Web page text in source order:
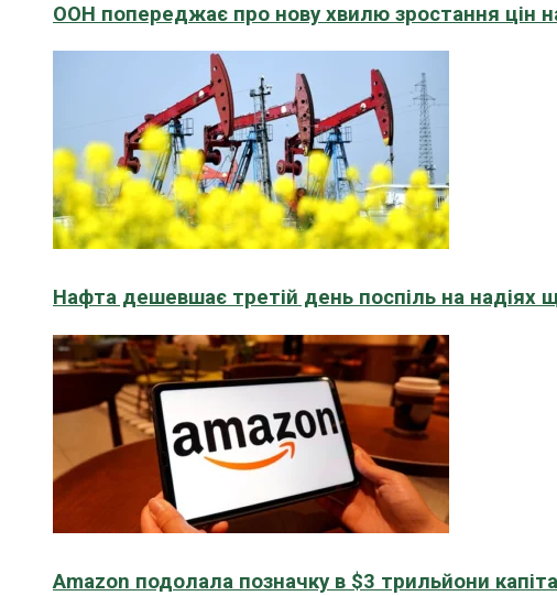
ООН попереджає про нову хвилю зростання цін
Нафта дешевшає третій день поспіль на
Amazon подолала позначку в $3 трильйони